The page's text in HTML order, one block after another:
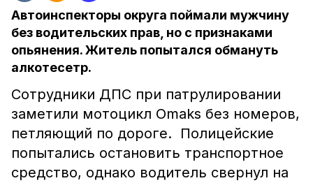
Автоинспекторы округа поймали мужчину
без водительских прав, но с признаками
опьянения. Житель попытался обмануть
алкотесетр.
Сотрудники ДПС при патрулировании
заметили мотоцикл Omaks без номеров,
петляющий по дороге. Полицейские
попытались остановить транспортное
средство, однако водитель свернул на